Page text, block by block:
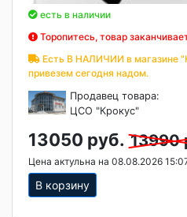
есть в наличии
Торопитесь, товар
Есть В НАЛИЧИИ в магазине
привезем сегодня надом.
Продавец товара:
ЦСО "Крокус"
13050 руб. 13990
Цена актульна на 08.08.2026
В корзину